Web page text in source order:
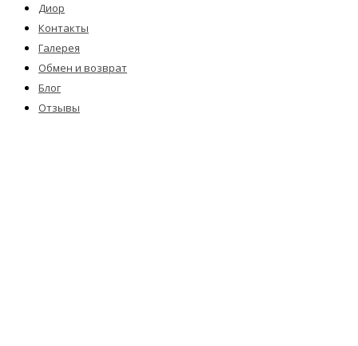
Диор
Контакты
Галерея
Обмен и возврат
Блог
Отзывы